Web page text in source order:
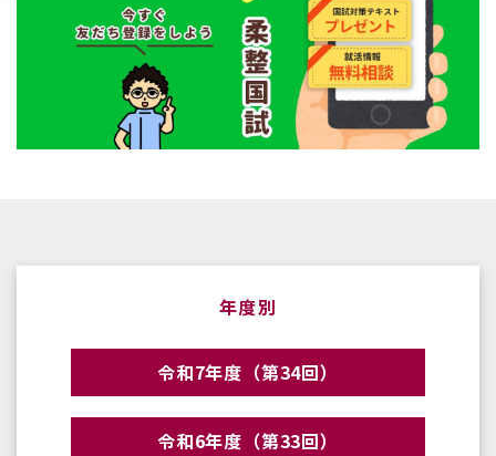
年度別
令和7年度（第34回）
令和6年度（第33回）